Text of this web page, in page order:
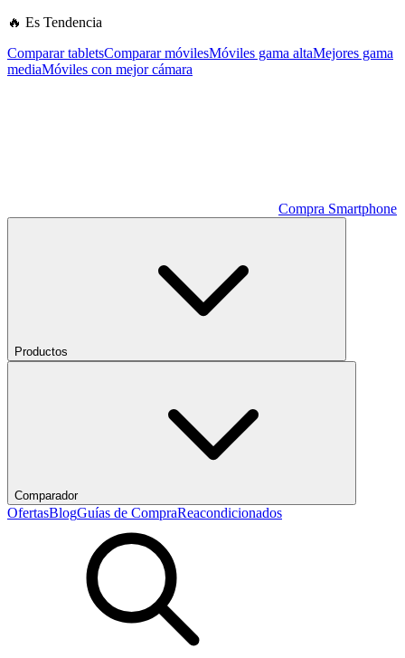
🔥 Es Tendencia
Comparar tabletsComparar móvilesMóviles gama altaMejores gama
mediaMóviles con mejor cámara
Compra Smartphone
Productos
Comparador
OfertasBlogGuías de CompraReacondicionados